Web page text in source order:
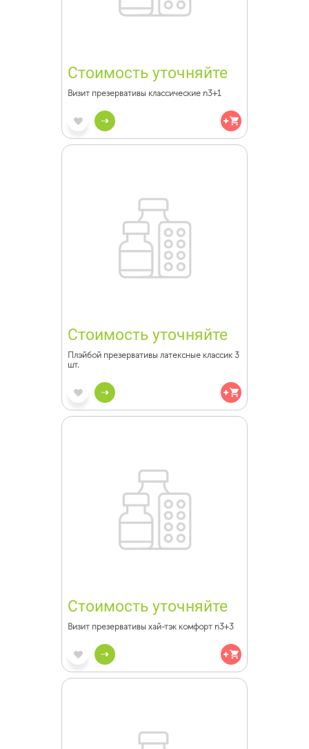
Стоимость уточняйте
Визит презервативы классические n3+1
Стоимость уточняйте
Плэйбой презервативы латексные классик 3
шт.
Стоимость уточняйте
Визит презервативы хай-тэк комфорт n3+3